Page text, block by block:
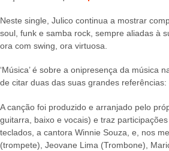
Neste single, Julico continua a mostrar
soul, funk e samba rock, sempre aliadas à
ora com swing, ora virtuosa.
‘Música’ é sobre a onipresença da música
de citar duas das suas grandes
A canção foi produzido e arranjado pelo
guitarra, baixo e vocais) e traz
teclados, a cantora Winnie Souza, e, nos
(trompete), Jeovane Lima (Trombone),